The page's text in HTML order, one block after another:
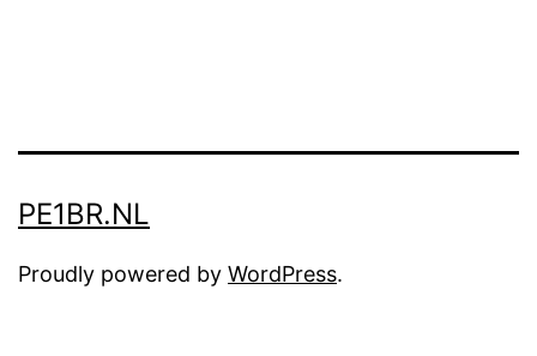
PE1BR.NL
Proudly powered by WordPress.